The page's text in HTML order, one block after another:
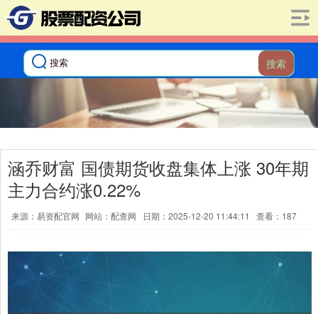
搜索
涵乔财富 国债期货收盘集体上涨 30年期
主力合约涨0.22%
来源：易资配官网 网站：配查网 日期：2025-12-20 11:44:11 查看：187